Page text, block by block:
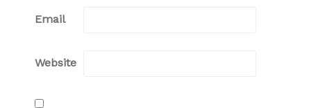
Email
Website